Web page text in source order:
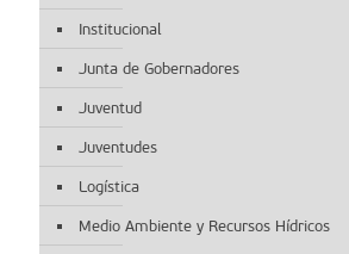
Institucional
Junta de Gobernadores
Juventud
Juventudes
Logística
Medio Ambiente y Recursos Hídricos